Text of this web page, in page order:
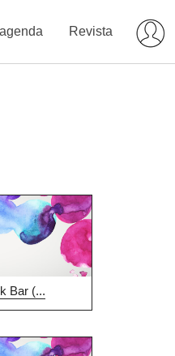
Revista
Bar (...